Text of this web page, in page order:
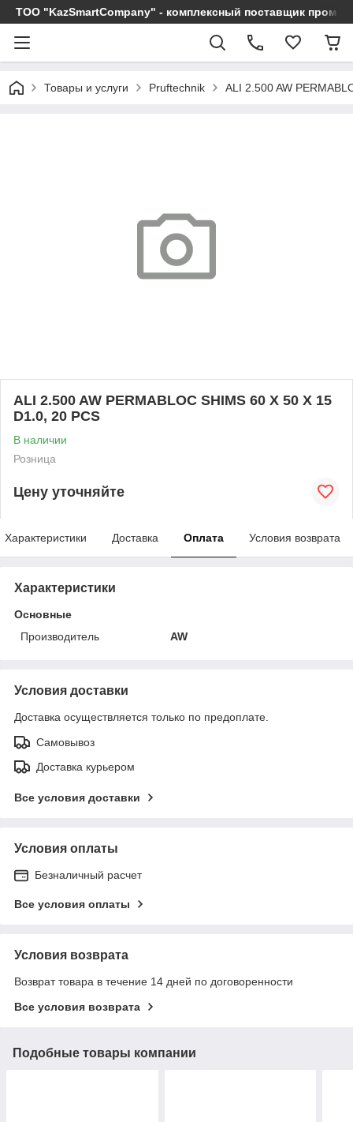
ТОО "KazSmartCompany" - комплексный поставщик
Товары и услуги Pruftechnik ALI 2.500 AW
ALI 2.500 AW PERMABLOC SHIMS 60 X 50 X 15
D1.0, 20 PCS
В наличии
Розница
Цену уточняйте
Характеристики Доставка Оплата Условия возврата
Характеристики
Основные
Производитель
AW
Условия доставки
Доставка осуществляется только по предоплате.
Самовывоз
Доставка курьером
Все условия доставки
Условия оплаты
Безналичный расчет
Все условия оплаты
Условия возврата
Возврат товара в течение 14 дней по договоренности
Все условия возврата
Подобные товары компании